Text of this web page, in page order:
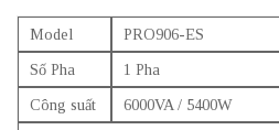
Model
PRO906-ES
Số Pha
1 Pha
Công suất
6000VA / 5400W